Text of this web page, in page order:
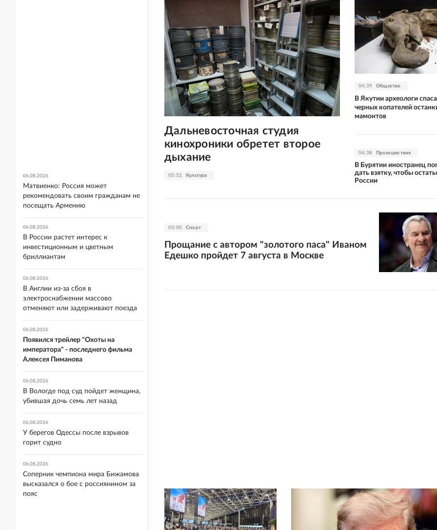
05:52 Культура
Дальневосточная студия
кинохроники обретет второе
дыхание
04:39 Общество
В Якутии археологи
черных копателей
мамонтов
04:38 Происшествия
В Бурятии иностранец
дать взятку, чтобы
России
03:00 Спорт
Прощание с автором "золотого паса" Иваном
Едешко пройдет 7 августа в Москве
06.08.2026
Матвиенко: Россия может
рекомендовать своим гражданам не
посещать Армению
06.08.2026
В России растет интерес к
инвестиционным и цветным
бриллиантам
06.08.2026
В Англии из-за сбоя в
электроснабжении массово
отменяют или задерживают поезда
06.08.2026
Появился трейлер "Охоты на
императора" - последнего фильма
Алексея Пиманова
06.08.2026
В Вологде под суд пойдет женщина,
убившая дочь семь лет назад
06.08.2026
У берегов Одессы после взрывов
горит судно
06.08.2026
Соперник чемпиона мира Бижамова
высказался о бое с россиянином за
пояс